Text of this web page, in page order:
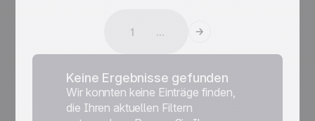
1 ...
Keine Ergebnisse gefunden
Wir konnten keine Einträge finden,
die Ihren aktuellen Filtern